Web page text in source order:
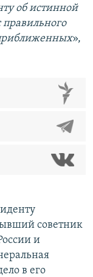
об истинной
правильного
»,
советник
и
в его